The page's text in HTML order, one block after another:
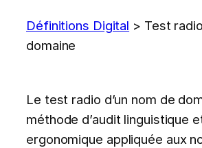
Définitions Digital > Test
domaine
Le test radio d’un nom de
méthode d’audit linguistique
ergonomique appliquée aux